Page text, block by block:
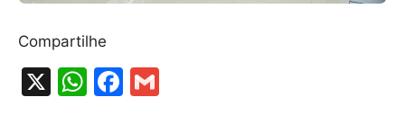
Compartilhe
X
W F